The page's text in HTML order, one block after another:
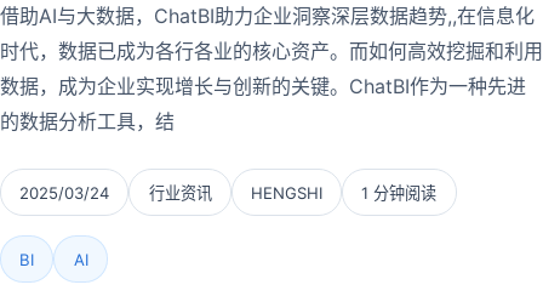
借助AI与大数据，ChatBI助力企业洞察深层数据趋势,,在信息化
时代，数据已成为各行各业的核心资产。而如何高效挖掘和利用
数据，成为企业实现增长与创新的关键。ChatBI作为一种先进
的数据分析工具，结
2025/03/24 行业资讯 HENGSHI 1 分钟阅读
BI AI